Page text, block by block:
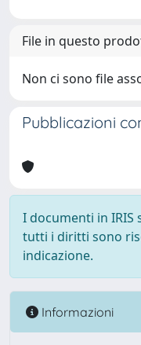
File in questo
Non ci sono file
Pubblicazioni
I documenti in
tutti i diritti sono
indicazione.
Informazioni